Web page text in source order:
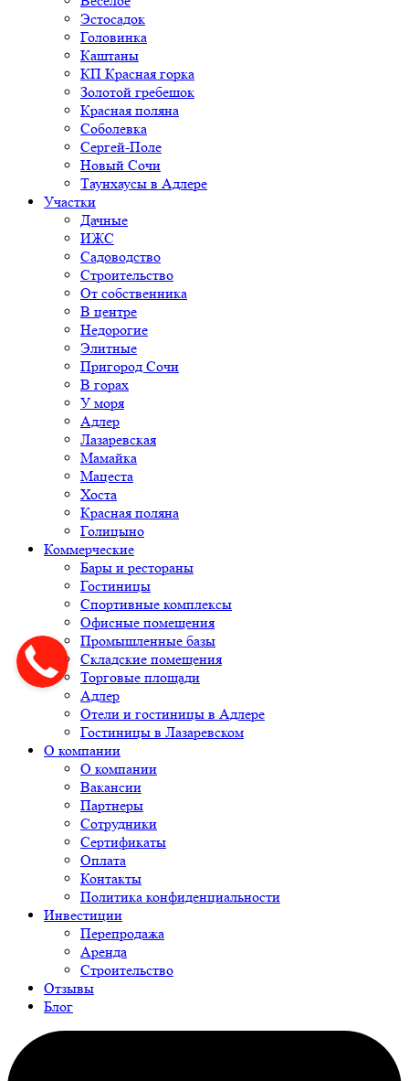
Эстосадок
Головинка
Каштаны
КП Красная горка
Золотой гребешок
Красная поляна
Соболевка
Сергей-Поле
Новый Сочи
Таунхаусы в Адлере
Участки
Дачные
ИЖС
Садоводство
Строительство
От собственника
В центре
Недорогие
Элитные
Пригород Сочи
В горах
У моря
Адлер
Лазаревская
Мамайка
Мацеста
Хоста
Красная поляна
Голицыно
Коммерческие
Бары и рестораны
Гостиницы
Спортивные комплексы
Офисные помещения
Промышленные базы
Складские помещения
Торговые площади
Адлер
Отели и гостиницы в Адлере
Гостиницы в Лазаревском
О компании
О компании
Вакансии
Партнеры
Сотрудники
Сертификаты
Оплата
Контакты
Политика конфиденциальности
Инвестиции
Перепродажа
Аренда
Строительство
Отзывы
Блог